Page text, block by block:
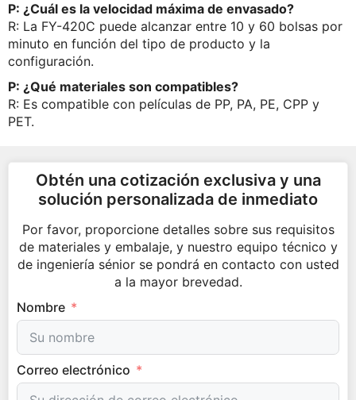
P: ¿Cuál es la velocidad máxima de envasado?
R: La FY-420C puede alcanzar entre 10 y 60 bolsas por
minuto en función del tipo de producto y la
configuración.
P: ¿Qué materiales son compatibles?
R: Es compatible con películas de PP, PA, PE, CPP y
PET.
Obtén una cotización exclusiva y una
solución personalizada de inmediato
Por favor, proporcione detalles sobre sus requisitos
de materiales y embalaje, y nuestro equipo técnico y
de ingeniería sénior se pondrá en contacto con usted
a la mayor brevedad.
Nombre
Correo electrónico